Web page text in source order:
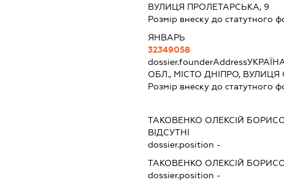
ВУЛИЦЯ ПРОЛЕТАРСЬКА, 9
Розмір внеску до статутного
ЯНВАРЬ
32349058
dossier.founderAddress
ОБЛ., МІСТО ДНІПРО,
Розмір внеску до статутного
ТАКОВЕНКО ОЛЕКСІЙ
ВІДСУТНІ
dossier.position -
ТАКОВЕНКО ОЛЕКСІЙ
dossier.position -